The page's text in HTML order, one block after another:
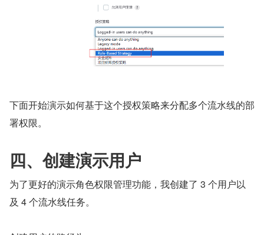
下面开始演示如何基于这个授权策略来分配多个流水线的部
署权限。
四、创建演示用户
为了更好的演示角色权限管理功能，我创建了 3 个用户以
及 4 个流水线任务。